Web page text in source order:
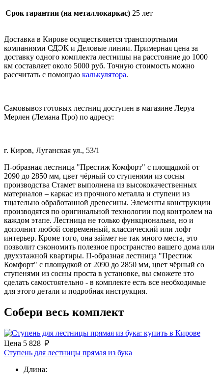
Срок гарантии (на металлокаркас) 25 лет
Доставка в Кирове осуществляется транспортными
компаниями СДЭК и Деловые линии. Примерная цена за
доставку одного комплекта лестницы на расстояние до 1000
км составляет около 5000 руб. Точную стоимость можно
рассчитать с помощью калькулятора.
Самовывоз готовых лестниц доступен в магазине Леруа
Мерлен (Лемана Про) по адресу:
г. Киров, Луганская ул., 53/1
П-образная лестница "Престиж Комфорт" с площадкой от
2090 до 2850 мм, цвет чёрный со ступенями из сосны
производства Стамет выполнена из высококачественных
материалов – каркас из прочного металла и ступени из
тщательно обработанной древесины. Элементы конструкции
производятся по оригинальной технологии под контролем на
каждом этапе. Лестница не только функциональна, но и
дополнит любой современный, классический или лофт
интерьер. Кроме того, она займет не так много места, это
позволит сэкономить полезное пространство вашего дома или
двухэтажной квартиры. П-образная лестница "Престиж
Комфорт" с площадкой от 2090 до 2850 мм, цвет чёрный со
ступенями из сосны проста в установке, вы сможете это
сделать самостоятельно - в комплекте есть все необходимые
для этого детали и подробная инструкция.
Собери весь комплект
Цена 5 828 ₽
Ступень для лестницы прямая из бука
Длина: